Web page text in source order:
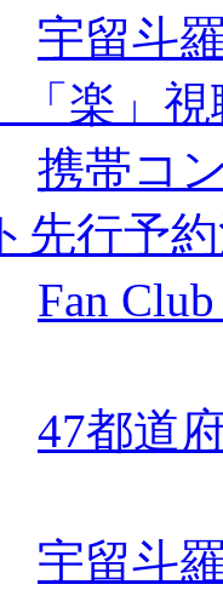
宇留斗
「楽」
携帯コ
先行予
Fan
47都道
宇留斗